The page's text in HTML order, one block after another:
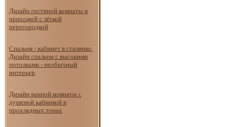
Дизайн гостиной комнаты и
прихожей с лёгкой
перегородкой
Спальня - кабинет в сталинке.
Дизайн спальни с высокими
потолками - необычный
интерьер
Дизайн ванной комнаты с
душевой кабинкой в
прохладных тонах